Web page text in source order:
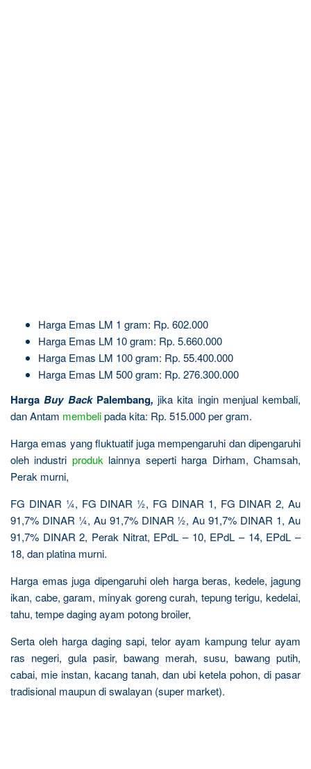
Harga Emas LM 1 gram: Rp. 602.000
Harga Emas LM 10 gram: Rp. 5.660.000
Harga Emas LM 100 gram: Rp. 55.400.000
Harga Emas LM 500 gram: Rp. 276.300.000
HargaBuy Back Palembang, jika kita ingin menjual kembali,
dan Antam membelipada kita: Rp. 515.000 per gram.
Harga emas yang fluktuatif juga mempengaruhi dan dipengaruhi
oleh industri produk lainnya seperti harga Dirham, Chamsah,
Perak murni,
FG DINAR ¼, FG DINAR ½, FG DINAR 1, FG DINAR 2, Au
91,7% DINAR ¼, Au 91,7% DINAR ½, Au 91,7% DINAR 1, Au
91,7% DINAR 2, Perak Nitrat, EPdL – 10, EPdL – 14, EPdL –
18, dan platina murni.
Harga emas juga dipengaruhi oleh harga beras, kedele, jagung
ikan, cabe, garam, minyak goreng curah, tepung terigu, kedelai,
tahu, tempe daging ayam potong broiler,
Serta oleh harga daging sapi, telor ayam kampung telur ayam
ras negeri, gula pasir, bawang merah, susu, bawang putih,
cabai, mie instan, kacang tanah, dan ubi ketela pohon, di pasar
tradisional maupun di swalayan (super market).